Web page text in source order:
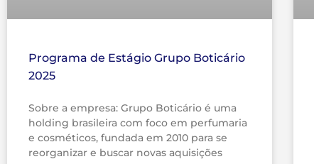
Programa de Estágio Grupo Boticário
2025
Sobre a empresa: Grupo Boticário é uma
holding brasileira com foco em perfumaria
e cosméticos, fundada em 2010 para se
reorganizar e buscar novas aquisições